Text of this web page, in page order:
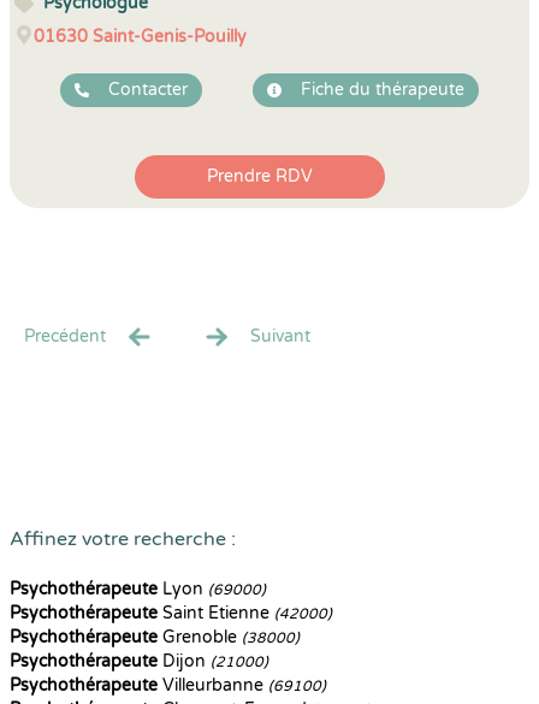
01630 Saint-Genis-Pouilly
Contacter Fiche du thérapeute
Prendre RDV
Precédent Suivant
Affinez votre recherche :
Psychothérapeute Lyon (69000)
Psychothérapeute Saint Etienne (42000)
Psychothérapeute Grenoble (38000)
Psychothérapeute Dijon (21000)
Psychothérapeute Villeurbanne (69100)